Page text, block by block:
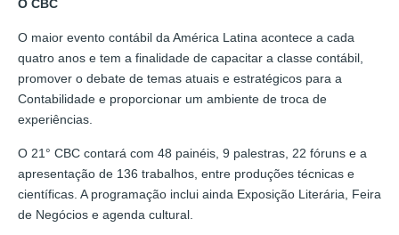
O CBC
O maior evento contábil da América Latina acontece a cada
quatro anos e tem a finalidade de capacitar a classe contábil,
promover o debate de temas atuais e estratégicos para a
Contabilidade e proporcionar um ambiente de troca de
experiências.
O 21° CBC contará com 48 painéis, 9 palestras, 22 fóruns e a
apresentação de 136 trabalhos, entre produções técnicas e
científicas. A programação inclui ainda Exposição Literária, Feira
de Negócios e agenda cultural.